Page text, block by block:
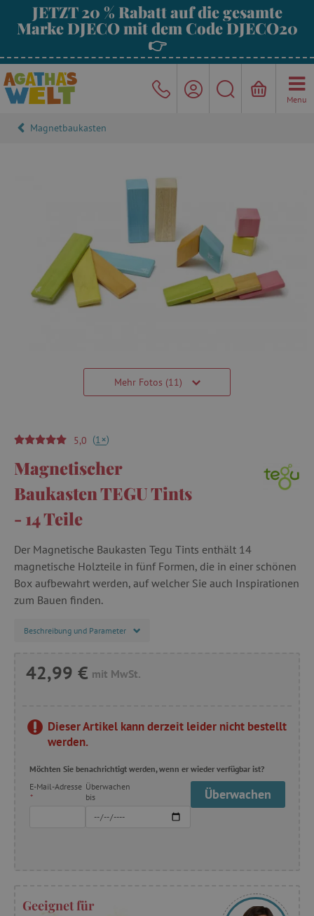
JETZT 20 % Rabatt auf die gesamte
Marke DJECO mit dem Code DJECO20
👉
Menu
Magnetbaukasten
Mehr Fotos (11)
5,0 (1+)
Magnetischer
Baukasten TEGU Tints
- 14 Teile
Der Magnetische Baukasten Tegu Tints enthält 14
magnetische Holzteile in fünf Formen, die in einer schönen
Box aufbewahrt werden, auf welcher Sie auch Inspirationen
zum Bauen finden.
Beschreibung und Parameter
42,99 € mit MwSt.
Dieser Artikel kann derzeit leider nicht bestellt
werden.
Möchten Sie benachrichtigt werden, wenn er wieder verfügbar ist?
E-Mail-Adresse
*
Überwachen
bis
Überwachen
Geeignet für